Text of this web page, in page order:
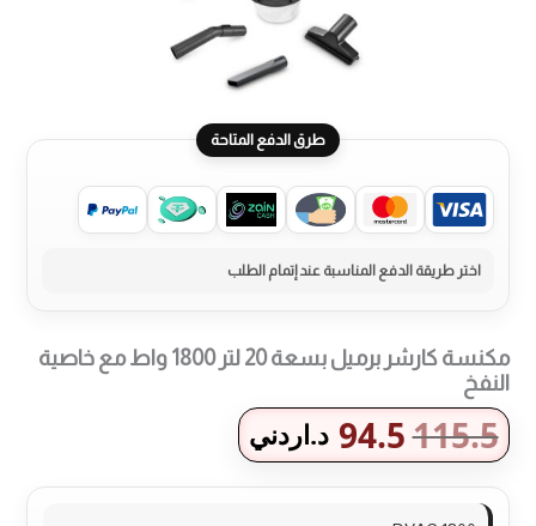
طرق الدفع المتاحة
مكنسة كارشر برميل بسعة 20 لتر 1800 واط مع خاصية
النفخ
115.5
94.5 د.اردني